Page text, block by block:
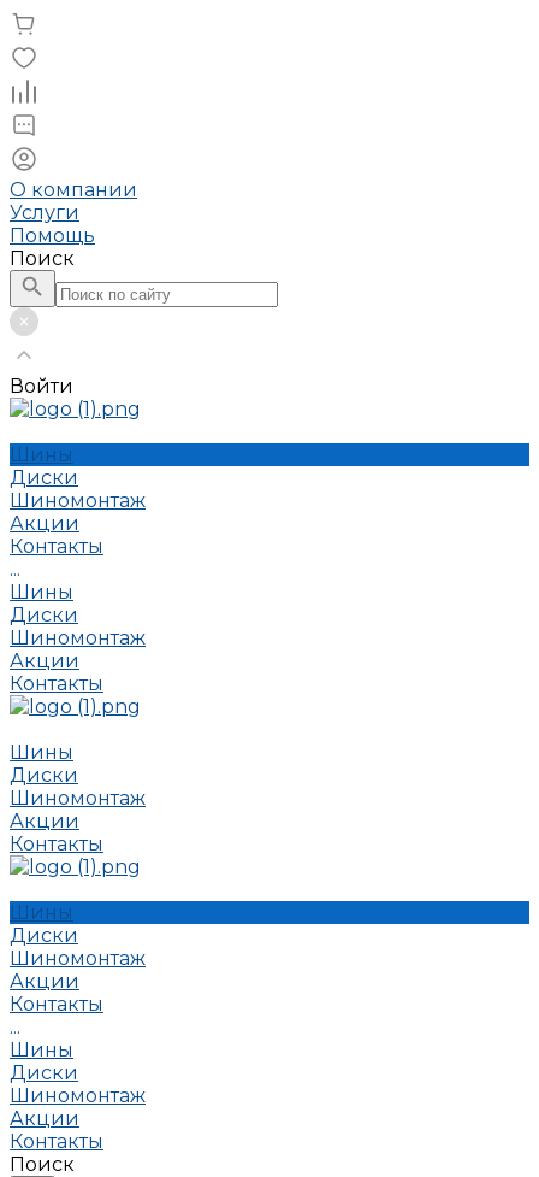
О компании
Услуги
Помощь
Поиск
Войти
Шины
Диски
Шиномонтаж
Акции
Контакты
...
Шины
Диски
Шиномонтаж
Акции
Контакты
Шины
Диски
Шиномонтаж
Акции
Контакты
Шины
Диски
Шиномонтаж
Акции
Контакты
...
Шины
Диски
Шиномонтаж
Акции
Контакты
Поиск